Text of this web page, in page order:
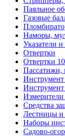
Паяльное
Газовые
Наморы,
Указатели
Отвертки
Отвертки
Пассатижи,
Инструмент
Измерители
Средства
Лестницы и
Наборы
Садово-